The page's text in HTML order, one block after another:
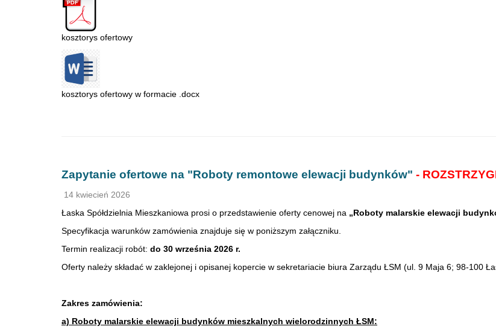
kosztorys ofertowy
kosztorys ofertowy w formacie .docx
Zapytanie ofertowe na "Roboty remontowe elewacji budynków" -
14 kwiecień 2026
Łaska Spółdzielnia Mieszkaniowa prosi o przedstawienie oferty cenowej na „Roboty malarskie elewacji
Specyfikacja warunków zamówienia znajduje się w poniższym załączniku.
Termin realizacji robót: do 30 września 2026 r.
Oferty należy składać w zaklejonej i opisanej kopercie w sekretariacie biura Zarządu ŁSM (ul. 9 Maja 6; 98-100
Zakres zamówienia:
a) Roboty malarskie elewacji budynków mieszkalnych wielorodzinnych ŁSM: